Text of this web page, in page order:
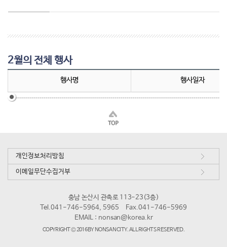
2월의 전체 행사
행사명 행사일자
개인정보처리방침
이메일무단수집거부
충남 논산시 관촉로 113-23(3층)
Tel.041-746-5964, 5965
Fax.041-746-5969
EMAIL : nonsan@korea.kr
COPYRIGHT © 2016 BY NONSAN CITY. ALL RIGHTS RESERVED.